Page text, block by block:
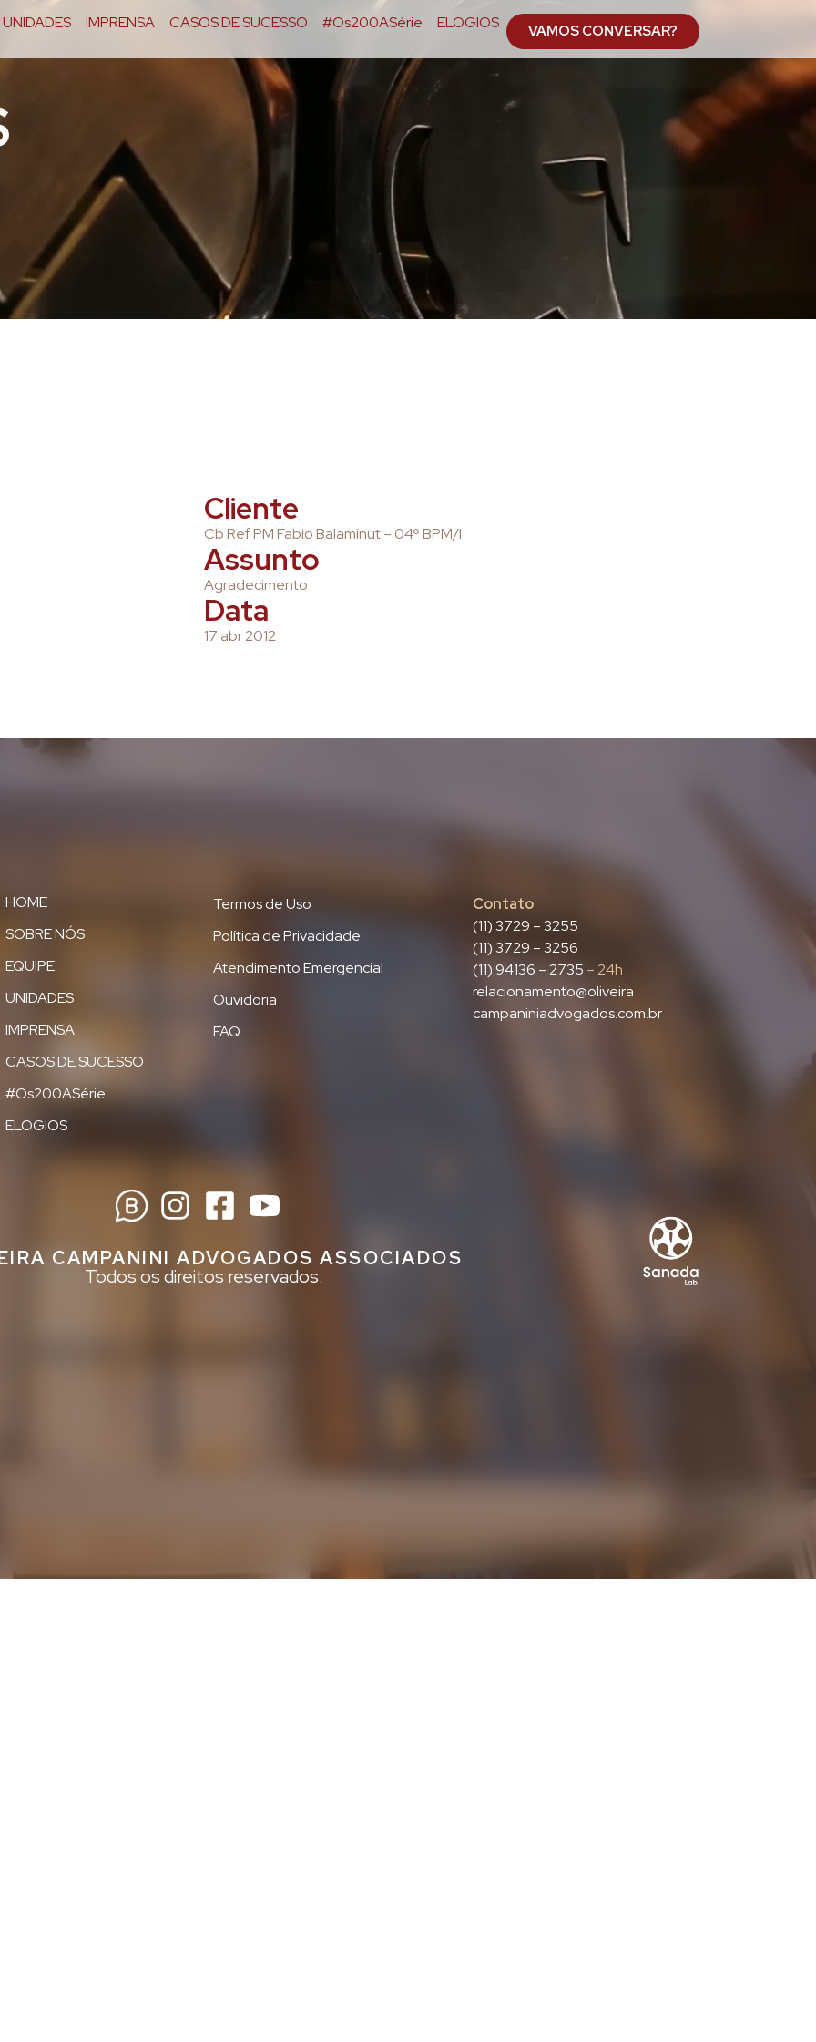
UNIDADES IMPRENSA CASOS DE SUCESSO #Os200ASérie ELOGIOS VAMOS CONVERSAR?
Cliente
Cb Ref PM Fabio Balaminut – 04º BPM/I
Assunto
Agradecimento
Data
17 abr 2012
HOME
SOBRE NÓS
EQUIPE
UNIDADES
IMPRENSA
CASOS DE SUCESSO
#Os200ASérie
ELOGIOS
Termos de Uso
Política de Privacidade
Atendimento Emergencial
Ouvidoria
FAQ
Contato
(11) 3729 – 3255
(11) 3729 – 3256
(11) 94136 – 2735 – 24h
relacionamento@oliveira
campaniniadvogados.com.br
CAMPANINI ADVOGADOS ASSOCIADOS
Todos os direitos reservados.